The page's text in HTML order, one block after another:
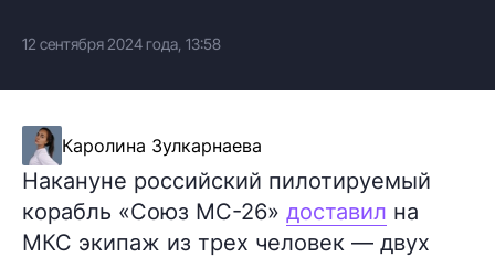
12 сентября 2024 года, 13:58
Каролина Зулкарнаева
Накануне российский пилотируемый
корабль «Союз МС-26» доставил на
МКС экипаж из трех человек — двух